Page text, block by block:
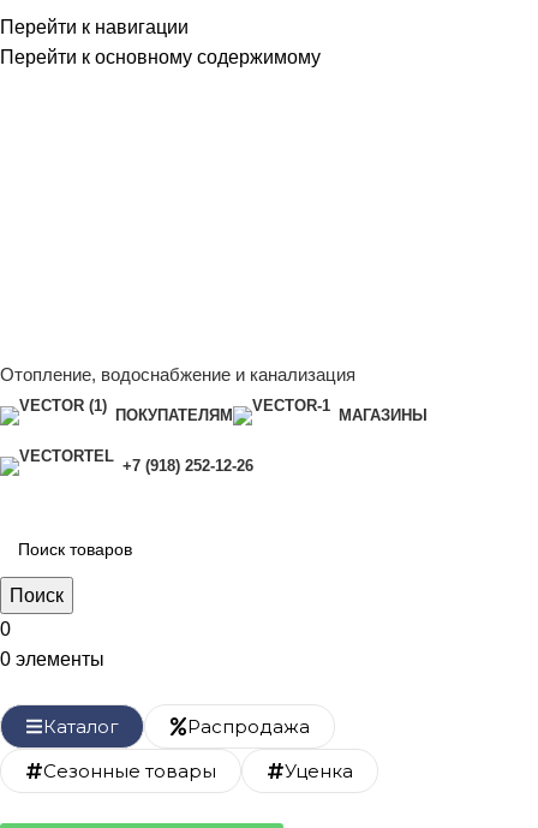
Перейти к навигации
Перейти к основному содержимому
Отопление, водоснабжение и канализация
ПОКУПАТЕЛЯМ МАГАЗИНЫ
+7 (918) 252-12-26
Поиск
0
0 элементы
Каталог
Распродажа
Сезонные товары
Уценка